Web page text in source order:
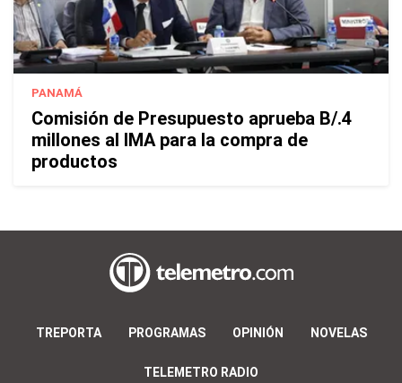
PANAMÁ
Comisión de Presupuesto aprueba B/.4
millones al IMA para la compra de
productos
TREPORTA PROGRAMAS OPINIÓN NOVELAS
TELEMETRO RADIO